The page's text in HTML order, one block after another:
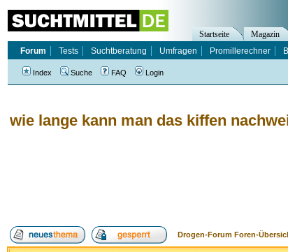
wie lange kann man das kiffen
Drogen-Forum Foren-
Startseite Magazin
Forum
Tests Suchtberatung Umfragen Promillerechner
Index Suche FAQ Login